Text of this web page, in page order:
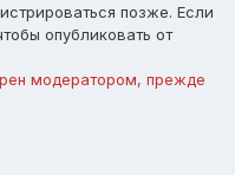
позже. Если
опубликовать от
модератором, прежде